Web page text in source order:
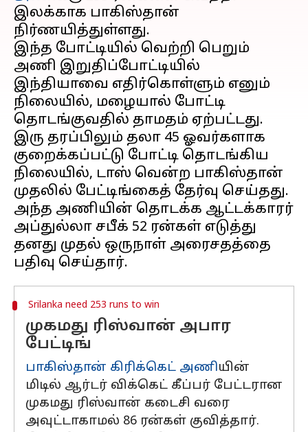
இலக்காக பாகிஸ்தான்
நிர்ணயித்துள்ளது.
இந்த போட்டியில் வெற்றி பெறும்
அணி இறுதிப்போட்டியில்
இந்தியாவை எதிர்கொள்ளும் எனும்
நிலையில், மழையால் போட்டி
தொடங்குவதில் தாமதம் ஏற்பட்டது.
இரு தரப்பிலும் தலா 45 ஓவர்களாக
குறைக்கப்பட்டு போட்டி தொடங்கிய
நிலையில், டாஸ் வென்ற பாகிஸ்தான்
முதலில் பேட்டிங்கைத் தேர்வு செய்தது.
அந்த அணியின் தொடக்க ஆட்டக்காரர்
அப்துல்லா சபீக் 52 ரன்கள் எடுத்து
தனது முதல் ஒருநாள் அரைசதத்தை
Srilanka need 253 runs to win
முகமது ரிஸ்வான் அபார
பேட்டிங்
பாகிஸ்தான் கிரிக்கெட் அணியின்
மிடில் ஆர்டர் விக்கெட் கீப்பர் பேட்டரான
முகமது ரிஸ்வான் கடைசி வரை
அவுட்டாகாமல் 86 ரன்கள் குவித்தார்.